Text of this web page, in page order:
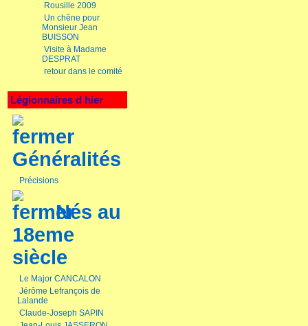
Rousille 2009
Un chêne pour
Monsieur Jean
BUISSON
Visite à Madame
DESPRAT
retour dans le comité
Légionnaires d hier
Généralités
Précisions
Nés au
18eme
siècle
Le Major CANCALON
Jérôme Lefrançois de
Lalande
Claude-Joseph SAPIN